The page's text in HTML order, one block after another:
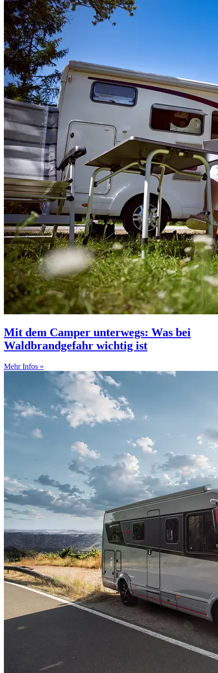
Mit dem Camper unterwegs: Was bei
Waldbrandgefahr wichtig ist
Mehr Infos »